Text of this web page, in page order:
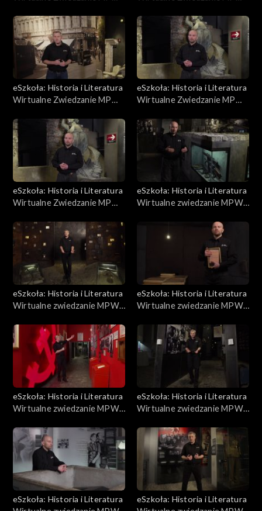
eSzkoła: Historia i Literatura
Wirtualne Zwiedzanie MPW,
eSzkoła: Historia i Literatura
Wirtualne Zwiedzanie MPW,
eSzkoła: Historia i Literatura
Wirtualne Zwiedzanie MPW,
eSzkoła: Historia i Literatura
Wirtualne zwiedzanie MPW,
eSzkoła: Historia i Literatura
Wirtualne zwiedzanie MPW,
eSzkoła: Historia i Literatura
Wirtualne zwiedzanie MPW,
eSzkoła: Historia i Literatura
Wirtualne zwiedzanie MPW,
poczta harcerska
eSzkoła: Historia i Literatura
Wirtualne zwiedzanie MPW,
eSzkoła: Historia i Literatura
eSzkoła: Historia i Literatura